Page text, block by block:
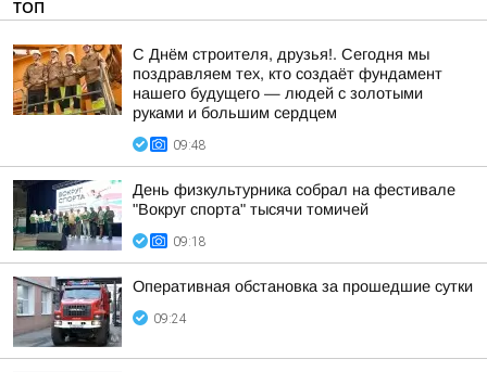
ТОП
С Днём строителя, друзья!. Сегодня мы
поздравляем тех, кто создаёт фундамент
нашего будущего — людей с золотыми
руками и большим сердцем
09:48
День физкультурника собрал на фестивале
"Вокруг спорта" тысячи томичей
09:18
Оперативная обстановка за прошедшие сутки
09:24